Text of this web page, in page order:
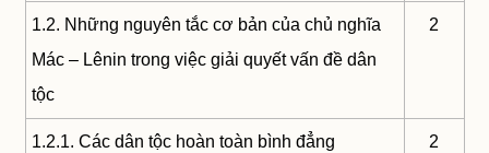
1.2. Những nguyên tắc cơ bản của chủ nghĩa
Mác – Lênin trong việc giải quyết vấn đề dân
tộc
2
1.2.1. Các dân tộc hoàn toàn bình đẳng 2